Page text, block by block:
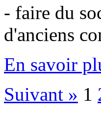
- faire du
d'anciens
En savoir
Suivant » 1